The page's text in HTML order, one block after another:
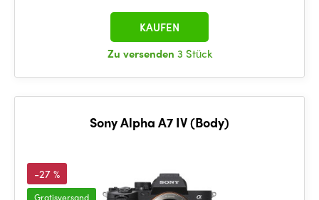
Zu versenden 3 Stück
KAUFEN
Sony Alpha A7 IV (Body)
-27 %
Gratisversand